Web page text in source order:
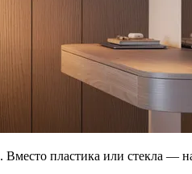
. Вместо пластика или стекла —